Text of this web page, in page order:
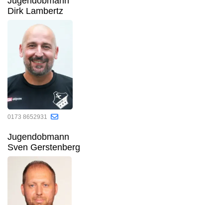
Dirk Lambertz
0173 8652931
Jugendobmann
Sven Gerstenberg